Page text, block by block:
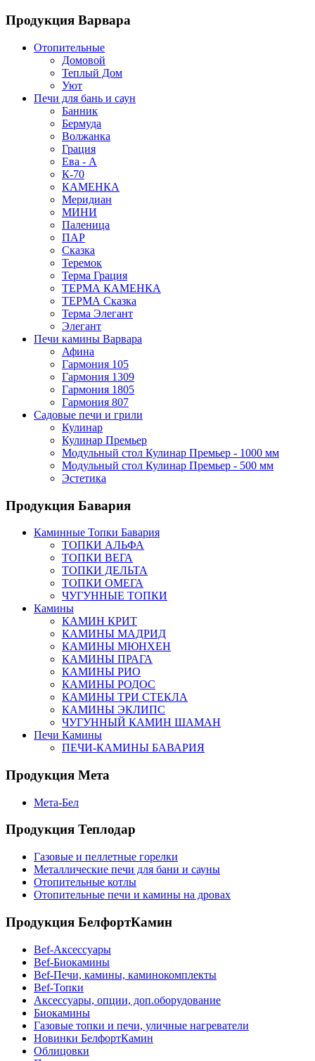
Продукция Варвара
Отопительные
Домовой
Теплый Дом
Уют
Печи для бань и саун
Банник
Бермуда
Волжанка
Грация
Ева - А
К-70
КАМЕНКА
Меридиан
МИНИ
Паленица
ПАР
Сказка
Теремок
Терма Грация
ТЕРМА КАМЕНКА
ТЕРМА Сказка
Терма Элегант
Элегант
Печи камины Варвара
Афина
Гармония 105
Гармония 1309
Гармония 1805
Гармония 807
Садовые печи и грили
Кулинар
Кулинар Премьер
Модульный стол Кулинар Премьер - 1000 мм
Модульный стол Кулинар Премьер - 500 мм
Эстетика
Продукция Бавария
Каминные Топки Бавария
ТОПКИ АЛЬФА
ТОПКИ ВЕГА
ТОПКИ ДЕЛЬТА
ТОПКИ ОМЕГА
ЧУГУННЫЕ ТОПКИ
Камины
КАМИН КРИТ
КАМИНЫ МАДРИД
КАМИНЫ МЮНХЕН
КАМИНЫ ПРАГА
КАМИНЫ РИО
КАМИНЫ РОДОС
КАМИНЫ ТРИ СТЕКЛА
КАМИНЫ ЭКЛИПС
ЧУГУННЫЙ КАМИН ШАМАН
Печи Камины
ПЕЧИ-КАМИНЫ БАВАРИЯ
Продукция Мета
Мета-Бел
Продукция Теплодар
Газовые и пеллетные горелки
Металлические печи для бани и сауны
Отопительные котлы
Отопительные печи и камины на дровах
Продукция БелфортКамин
Bef-Аксессуары
Bef-Биокамины
Bef-Печи, камины, каминокомплекты
Bef-Топки
Аксессуары, опции, доп.оборудование
Биокамины
Газовые топки и печи, уличные нагреватели
Новинки БелфортКамин
Облицовки